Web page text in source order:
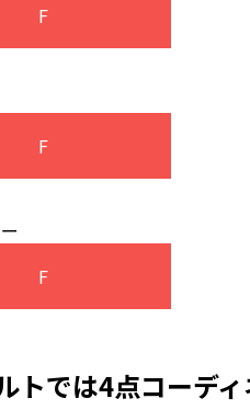
F
F
F
トでは4点コーデ